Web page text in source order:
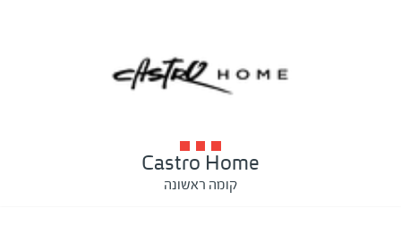
Castro Home
קומה ראשונה